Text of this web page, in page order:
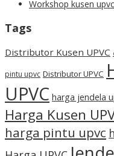
Workshop kusen upvc
Tags
Distributor Kusen UPVC
pintu upvc Distributor UPVC
UPVC harga jendela
Harga Kusen
harga pintu upvc